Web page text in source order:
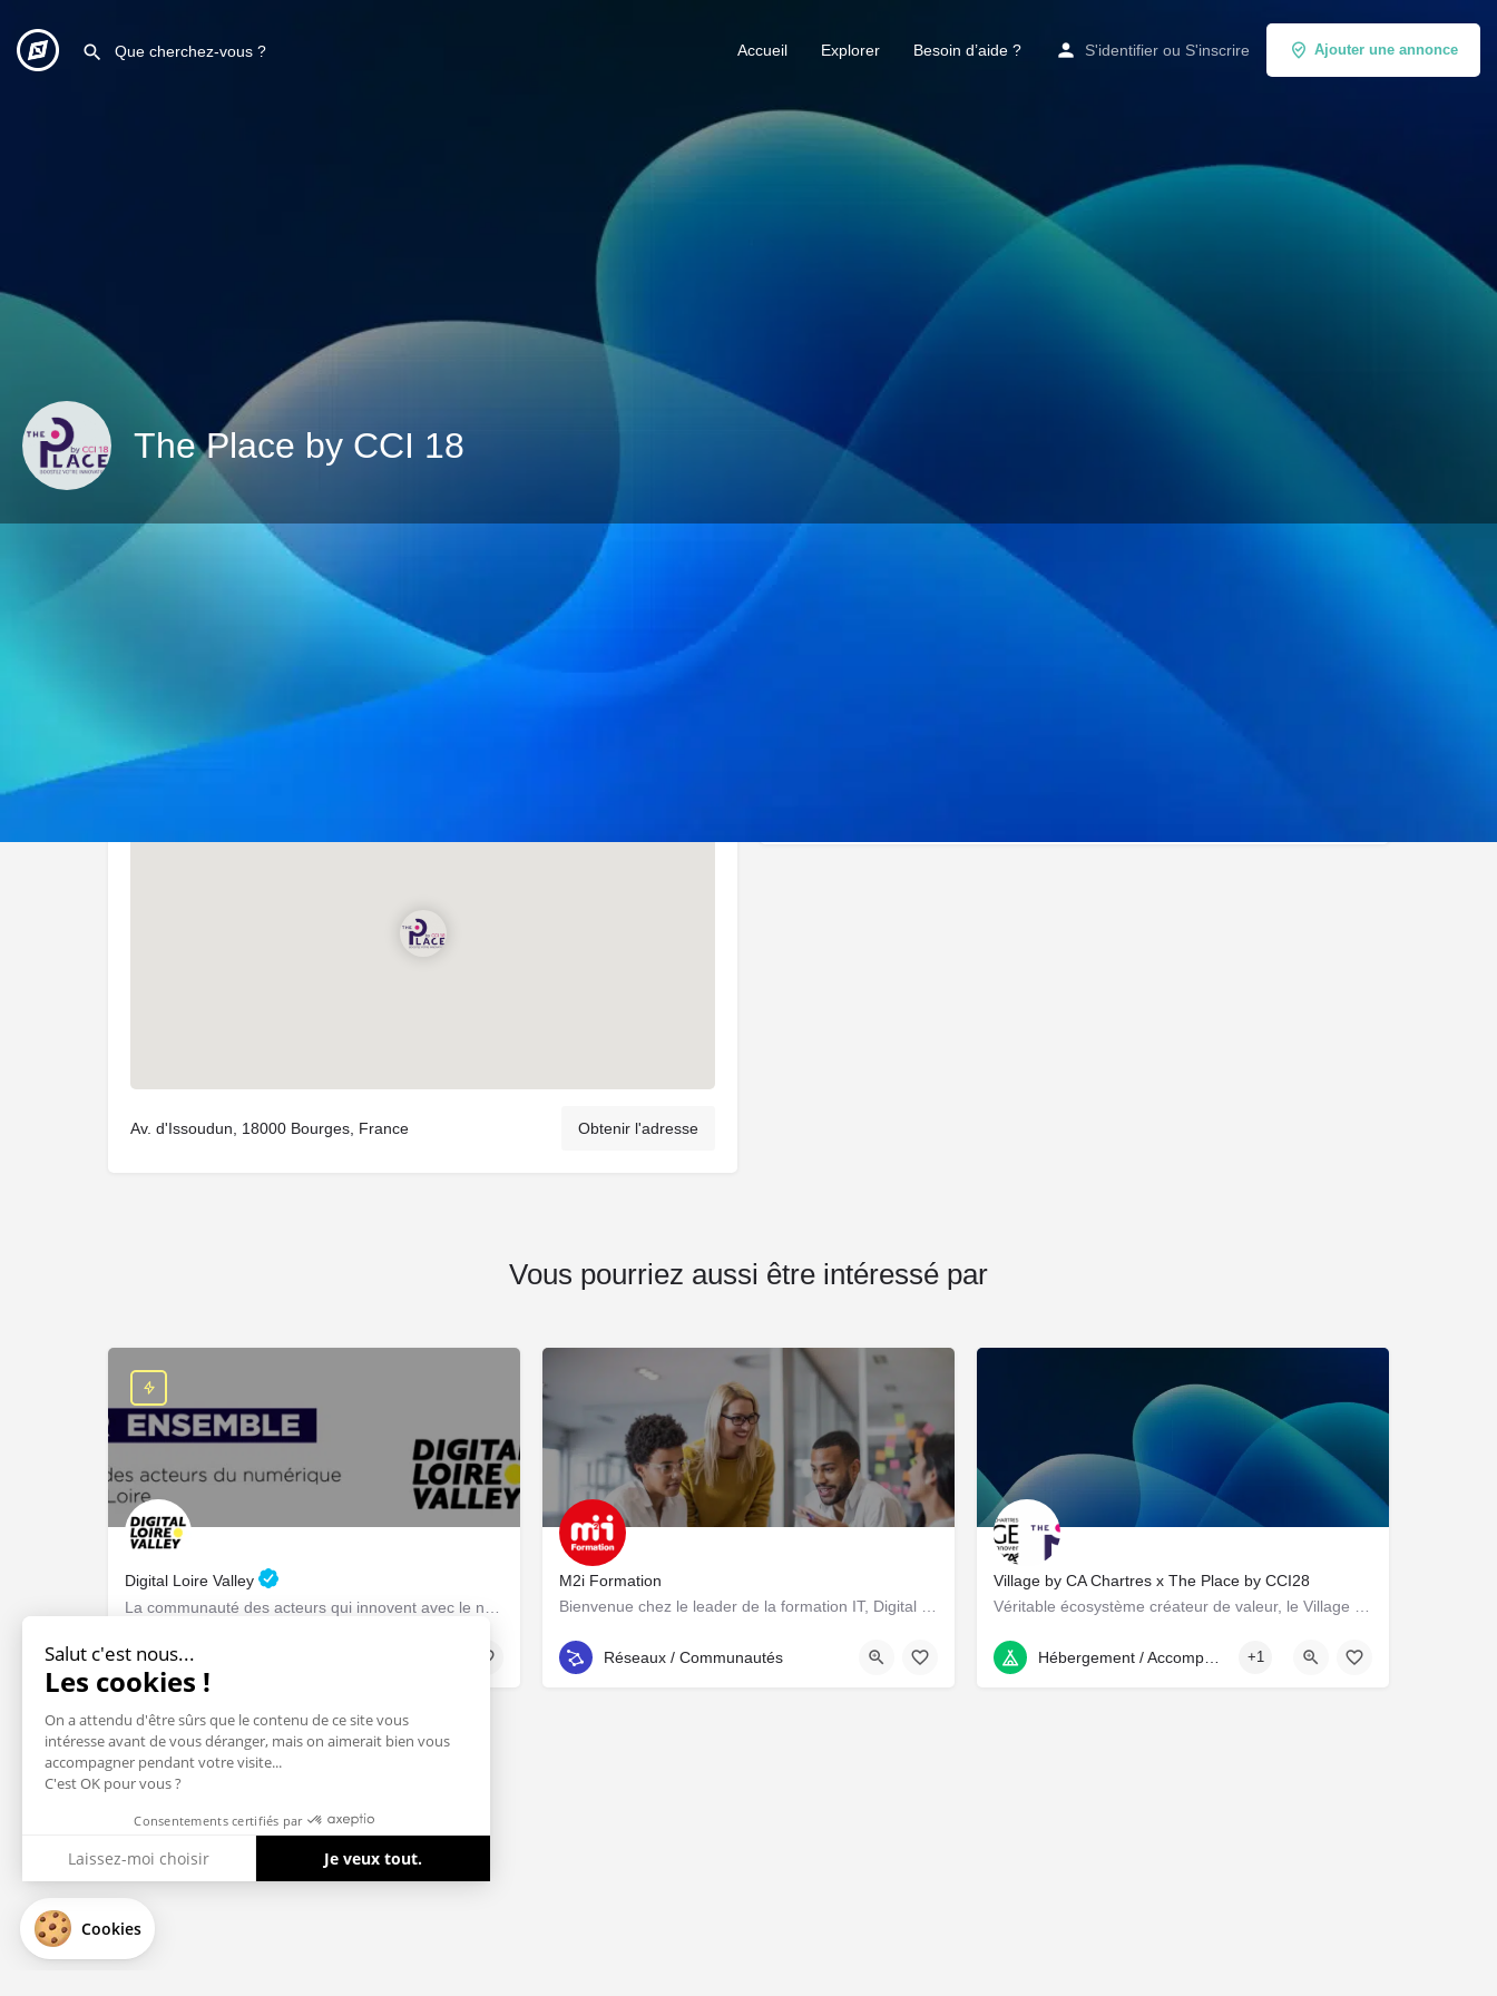
Accueil Explorer Besoin d’aide ? S'identifier ou S'inscrire Ajouter une annonce
The Place by CCI 18
Itinéraire
Localisation
Av. d'Issoudun, 18000 Bourges, France Obtenir l'adresse
Vous pourriez aussi être intéressé par
Digital Loire Valley
La communauté des acteurs qui innovent avec le numérique en Centre-Val de Loire
Réseaux / Communautés
M2i Formation
Bienvenue chez le leader de la formation IT, Digital et Management en France
02 47 48 88 48
26 RUE DE LA TUILERIE Les Granges Galands, 37550 Saint-Avertin, France
Réseaux / Communautés
Village by CA Chartres x The Place by CCI28
Véritable écosystème créateur de valeur, le Village by CA Chartres X The Place by CCI28 a pour mission de…
5 Bis Avenue Marcel Proust, Chartres, France
+1
Salut c'est nous...
Les cookies !
On a attendu d'être sûrs que le contenu de ce site vous
intéresse avant de vous déranger, mais on aimerait bien vous
accompagner pendant votre visite...
C'est OK pour vous ?
Consentements certifiés par
Laissez-moi choisir Je veux tout.
Notre plateforme vous permet d'adapter et de gérer vos paramètres de confidentialité, en garantissant la conformité avec les réglementations. Personnalisez vos préférences pour contrôler la manière dont
Cookies